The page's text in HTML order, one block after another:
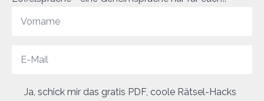
Ja, schick mir das gratis PDF, coole Rätsel-Hacks